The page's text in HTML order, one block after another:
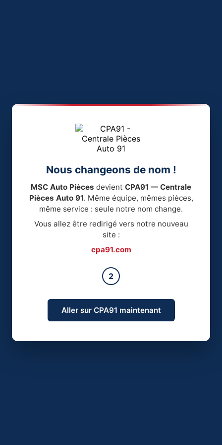
Nous changeons de nom !
MSC Auto Pièces devient CPA91 — Centrale
Pièces Auto 91. Même équipe, mêmes pièces,
même service : seule notre nom change.
Vous allez être redirigé vers notre nouveau
site :
cpa91.com
2
Aller sur CPA91 maintenant